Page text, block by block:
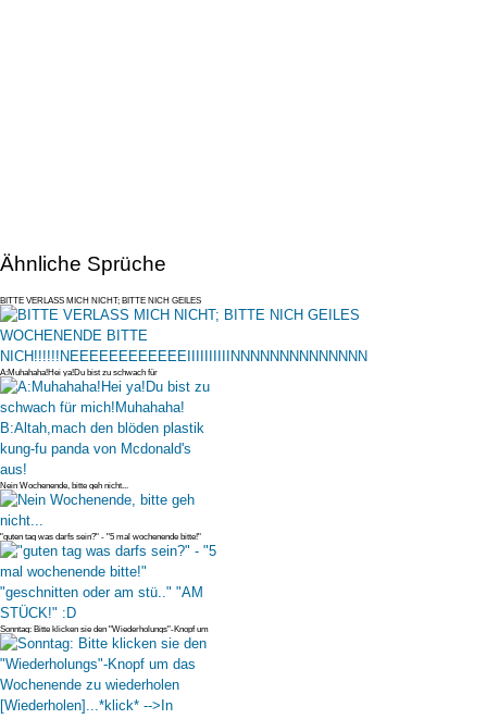
Ähnliche Sprüche
BITTE VERLASS MICH NICHT; BITTE NICH GEILES
WOCHENENDE BITTE NICH!!!!!!N
A:Muhahaha!Hei ya!Du bist zu schwach für
mich!Muhahaha! B:Altah,mach den
Nein Wochenende, bitte geh nicht...
"guten tag was darfs sein?" - "5 mal wochenende bitte!"
"geschnitten ode
Sonntag: Bitte klicken sie den "Wiederholungs"-Knopf um
das Wochenende z